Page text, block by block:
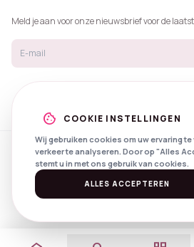
Meld je aan voor onze nieuwsbrief voor de
© 2026
Created with
byNXS
SpotlightsPrivacy
cookie COOKIE INSTELLINGEN
Wij gebruiken cookies om uw ervaring
verkeer te analyseren. Door op "Alles
stemt u in met ons gebruik van cookies.
ALLES ACCEPTEREN